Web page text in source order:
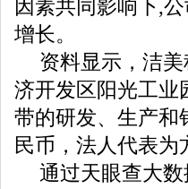
因素共同影响下,
增长。
资料显示，洁
济开发区阳光工业
带的研发、生产和
民币，法人代表为
通过天眼查大